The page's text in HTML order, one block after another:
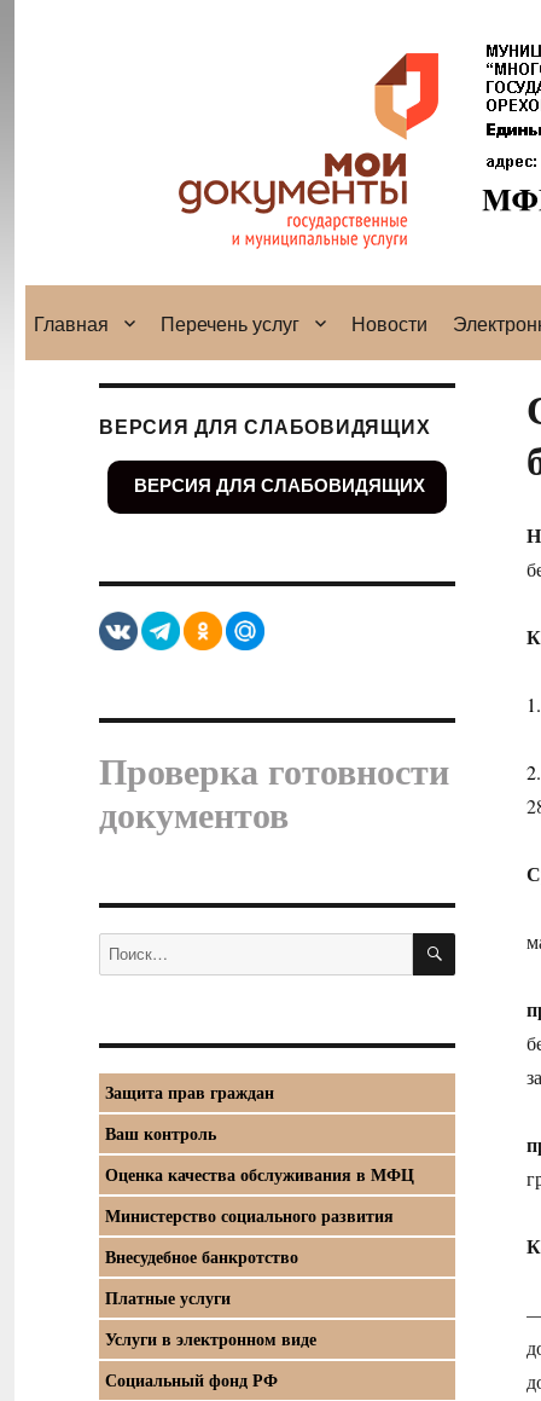
Главная Перечень услуг Новости
—
ВЕРСИЯ ДЛЯ СЛАБОВИДЯЩИХ
ВЕРСИЯ ДЛЯ СЛАБОВИДЯЩИХ
Проверка готовности
документов
Искать: ПОИСК
Защита прав граждан
Ваш контроль
Оценка качества обслуживания в МФЦ
Министерство социального развития
Внесудебное банкротство
Платные услуги
Услуги в электронном виде
Социальный фонд РФ